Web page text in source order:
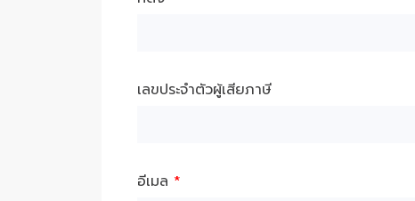
เลขประจำตัวผู้เสียภาษี
อีเมล *